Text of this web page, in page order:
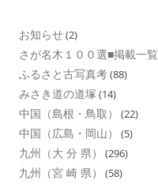
お知らせ(2)
さが名木１００選■掲載一覧
ふるさと古写真考(88)
みさき道の道塚 (14)
中国（島根・鳥取） (22)
中国（広島・岡山） (5)
九州（大 分 県） (296)
九州（宮 崎 県） (58)